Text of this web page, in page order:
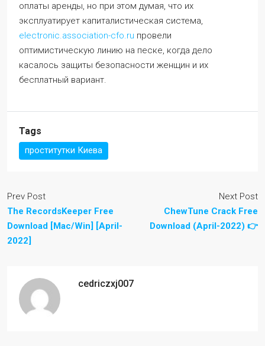
оплаты аренды, но при этом думая, что их
эксплуатирует капиталистическая система,
electronic.association-cfo.ru провели
оптимистическую линию на песке, когда дело
касалось защиты безопасности женщин и их
бесплатный вариант.
Tags
проститутки Киева
Prev Post
The RecordsKeeper Free
Download [Mac/Win] [April-
2022]
Next Post
ChewTune Crack Free
Download (April-2022) 👉
cedriczxj007